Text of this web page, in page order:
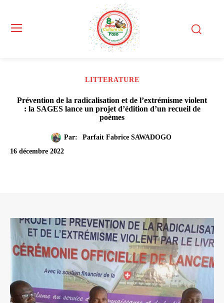
LITTERATURE
Prévention de la radicalisation et de l’extrémisme violent
: la SAGES lance un projet d’édition d’un recueil de
poèmes
Par:
Parfait Fabrice SAWADOGO
16 décembre 2022